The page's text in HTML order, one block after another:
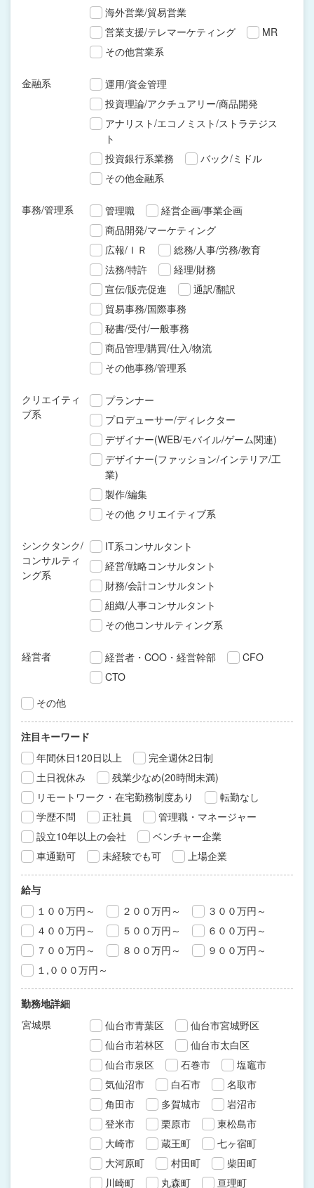
海外営業/貿易営業
営業支援/テレマーケティング
MR
その他営業系
金融系
運用/資金管理
投資理論/アクチュアリー/商品開発
アナリスト/エコノミスト/ストラテジス
ト
投資銀行系業務
バック/ミドル
その他金融系
事務/管理系 管理職
経営企画/事業企画
商品開発/マーケティング
広報/ＩＲ
総務/人事/労務/教育
法務/特許
経理/財務
宣伝/販売促進
通訳/翻訳
貿易事務/国際事務
秘書/受付/一般事務
商品管理/購買/仕入/物流
その他事務/管理系
クリエイティ
ブ系
プランナー
プロデューサー/ディレクター
デザイナー(WEB/モバイル/ゲーム関連)
デザイナー(ファッション/インテリア/工
業)
製作/編集
その他 クリエイティブ系
シンクタンク/
コンサルティ
ング系
IT系コンサルタント
経営/戦略コンサルタント
財務/会計コンサルタント
組織/人事コンサルタント
その他コンサルティング系
経営者 経営者・COO・経営幹部
CFO
CTO
その他
注目キーワード
年間休日120日以上
完全週休2日制
土日祝休み
残業少なめ(20時間未満)
リモートワーク・在宅勤務制度あり
転勤なし
学歴不問
正社員
管理職・マネージャー
設立10年以上の会社
ベンチャー企業
車通勤可
未経験でも可 上場企業
給与
１００万円～
２００万円～
３００万円～
４００万円～
５００万円～
６００万円～
７００万円～
８００万円～
９００万円～
１,０００万円～
勤務地詳細
宮城県
仙台市青葉区
仙台市宮城野区
仙台市若林区
仙台市太白区
仙台市泉区
石巻市
塩竈市
気仙沼市
白石市
名取市
角田市
多賀城市
岩沼市
登米市
栗原市
東松島市
大崎市
蔵王町
七ヶ宿町
大河原町
村田町
柴田町
川崎町
丸森町 亘理町